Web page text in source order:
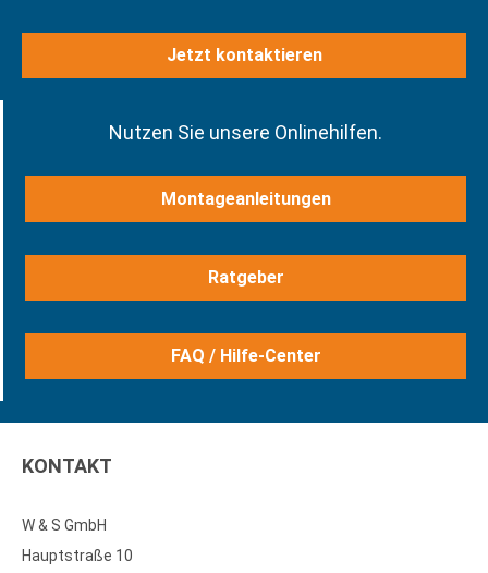
Jetzt kontaktieren
Nutzen Sie unsere Onlinehilfen.
Montageanleitungen
Ratgeber
FAQ / Hilfe-Center
KONTAKT
W & S GmbH
Hauptstraße 10